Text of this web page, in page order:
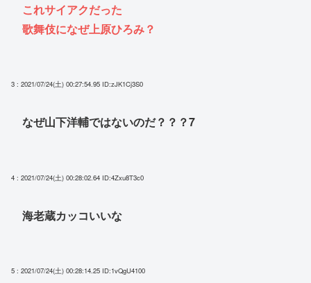
これサイアクだった
歌舞伎になぜ上原ひろみ？
3 : 2021/07/24(土) 00:27:54.95 ID:zJK1Cj3S0
なぜ山下洋輔ではないのだ？？？7
4 : 2021/07/24(土) 00:28:02.64 ID:4Zxu8T3c0
海老蔵カッコいいな
5 : 2021/07/24(土) 00:28:14.25 ID:1vQgU4100